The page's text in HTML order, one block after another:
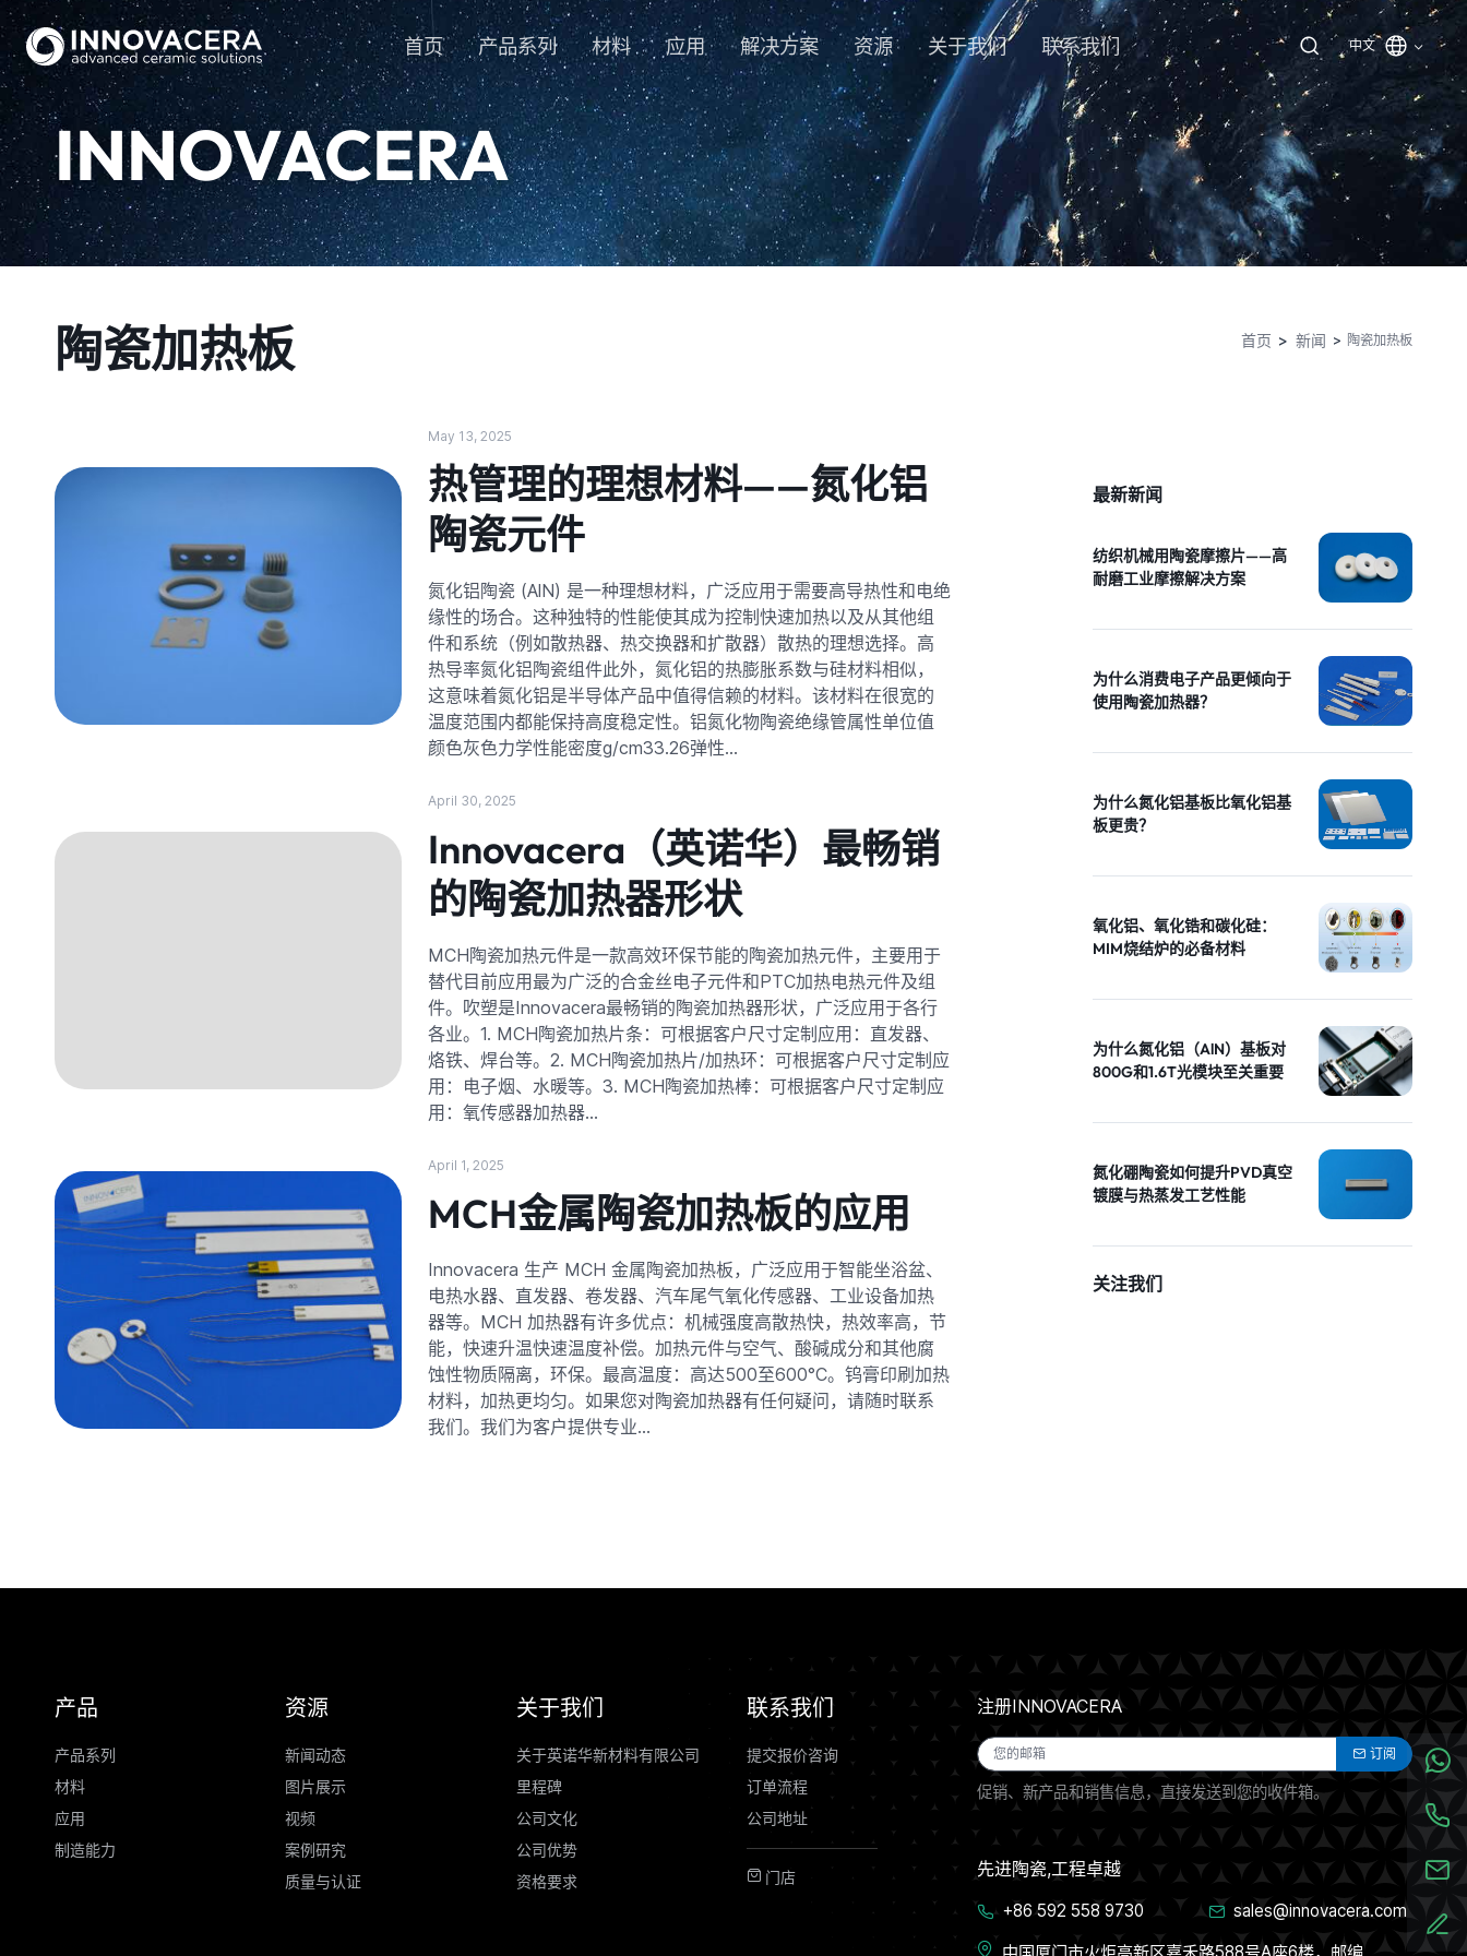
首页 产品系列 材料 应用 解决方案 资源 关于我们 联系我们 中文
INNOVACERA
陶瓷加热板 首页 新闻 陶瓷加热板
May 13, 2025
热管理的理想材料——氮化铝
陶瓷元件
氮化铝陶瓷 (AlN) 是一种理想材料，广泛应用于需要高导热性和电绝
缘性的场合。这种独特的性能使其成为控制快速加热以及从其他组
件和系统（例如散热器、热交换器和扩散器）散热的理想选择。高
热导率氮化铝陶瓷组件此外，氮化铝的热膨胀系数与硅材料相似，
这意味着氮化铝是半导体产品中值得信赖的材料。该材料在很宽的
温度范围内都能保持高度稳定性。铝氮化物陶瓷绝缘管属性单位值
颜色灰色力学性能密度g/cm33.26弹性…
April 30, 2025
Innovacera（英诺华）最畅销
的陶瓷加热器形状
MCH陶瓷加热元件是一款高效环保节能的陶瓷加热元件，主要用于
替代目前应用最为广泛的合金丝电子元件和PTC加热电热元件及组
件。吹塑是Innovacera最畅销的陶瓷加热器形状，广泛应用于各行
各业。1. MCH陶瓷加热片条：可根据客户尺寸定制应用：直发器、
烙铁、焊台等。2. MCH陶瓷加热片/加热环：可根据客户尺寸定制应
用：电子烟、水暖等。3. MCH陶瓷加热棒：可根据客户尺寸定制应
用：氧传感器加热器…
April 1, 2025
MCH金属陶瓷加热板的应用
Innovacera 生产 MCH 金属陶瓷加热板，广泛应用于智能坐浴盆、
电热水器、直发器、卷发器、汽车尾气氧化传感器、工业设备加热
器等。MCH 加热器有许多优点：机械强度高散热快，热效率高，节
能，快速升温快速温度补偿。加热元件与空气、酸碱成分和其他腐
蚀性物质隔离，环保。最高温度：高达500至600°C。钨膏印刷加热
材料，加热更均匀。如果您对陶瓷加热器有任何疑问，请随时联系
我们。我们为客户提供专业…
最新新闻
纺织机械用陶瓷摩擦片——高
耐磨工业摩擦解决方案
为什么消费电子产品更倾向于
使用陶瓷加热器？
为什么氮化铝基板比氧化铝基
板更贵？
氧化铝、氧化锆和碳化硅：
MIM烧结炉的必备材料
为什么氮化铝（AlN）基板对
800G和1.6T光模块至关重要
氮化硼陶瓷如何提升PVD真空
镀膜与热蒸发工艺性能
关注我们
产品
产品系列
材料
应用
制造能力
资源
新闻动态
图片展示
视频
案例研究
质量与认证
关于我们
关于英诺华新材料有限公司
里程碑
公司文化
公司优势
资格要求
联系我们
提交报价咨询
订单流程
公司地址
门店
注册INNOVACERA
订阅
促销、新产品和销售信息，直接发送到您的收件箱。
先进陶瓷,工程卓越
+86 592 558 9730
sales@innovacera.com